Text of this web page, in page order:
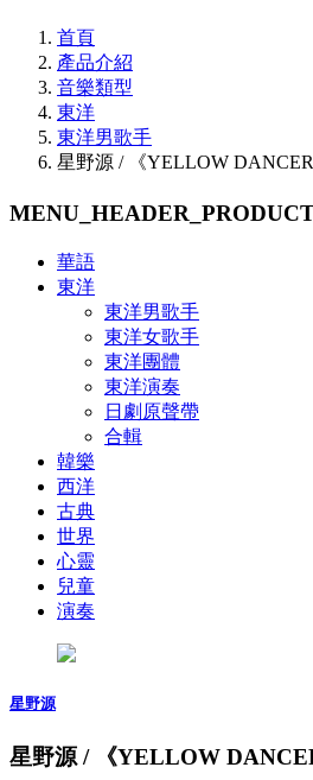
首頁
產品介紹
音樂類型
東洋
東洋男歌手
星野源 / 《YELLOW DANCER
華語
東洋
東洋男歌手
東洋女歌手
東洋團體
東洋演奏
日劇原聲帶
合輯
韓樂
西洋
古典
世界
心靈
兒童
演奏
星野源
星野源 / 《YELLOW